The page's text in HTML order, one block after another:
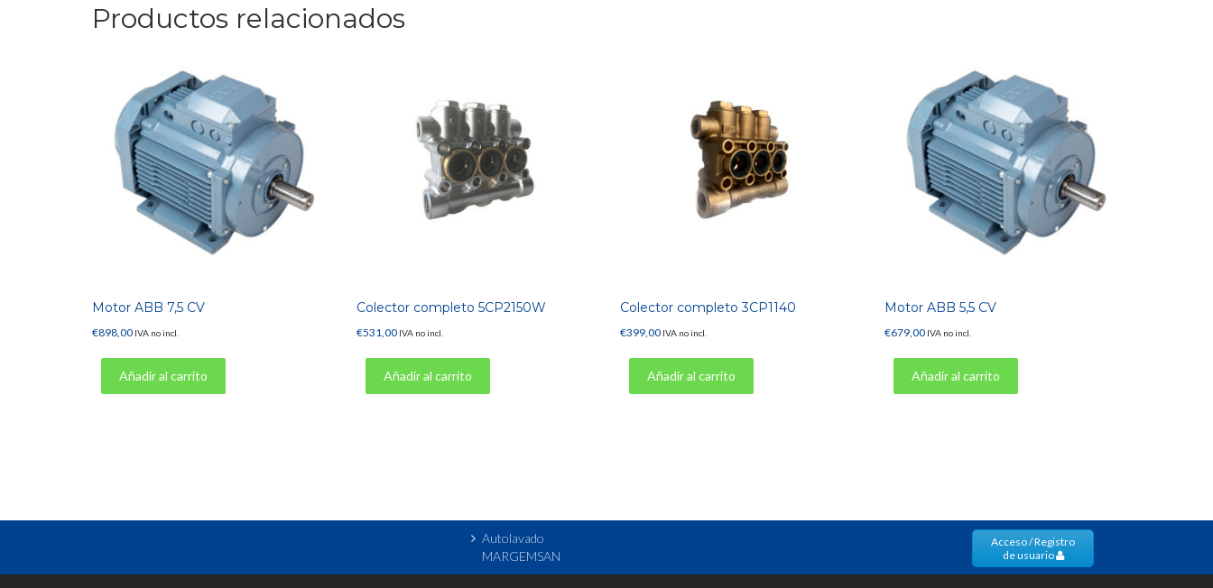
Productos relacionados
Motor ABB 7,5 CV
€898,00 IVA no incl.
Añadir al carrito
Colector completo 5CP2150W
€531,00 IVA no incl.
Añadir al carrito
Colector completo 3CP1140
€399,00 IVA no incl.
Añadir al carrito
Motor ABB 5,5 CV
€679,00 IVA no incl.
Añadir al carrito
Autolavado
MARGEMSAN
Acceso / Registro
de usuario